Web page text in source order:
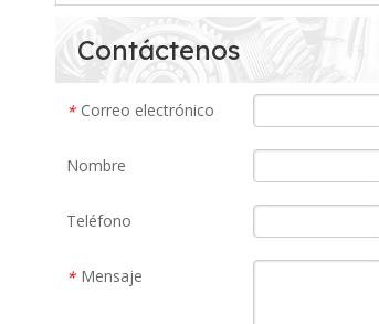
Contáctenos
* Correo electrónico
Nombre
Teléfono
* Mensaje